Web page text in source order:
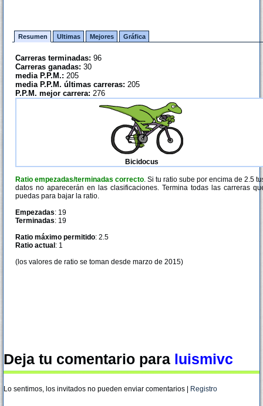
Resumen Ultimas Mejores Gráfica
Carreras terminadas: 96
Carreras ganadas: 30
media P.P.M.: 205
media P.P.M. últimas carreras: 205
P.P.M. mejor carrera: 276
Bicidocus
Ratio empezadas/terminadas correcto. Si tu ratio sube por encima de 2.5
datos no aparecerán en las clasificaciones. Termina todas las carreras
puedas para bajar la ratio.
Empezadas: 19
Terminadas: 19
Ratio máximo permitido: 2.5
Ratio actual : 1
(los valores de ratio se toman desde marzo de 2015)
Deja tu comentario para luismivc
Lo sentimos, los invitados no pueden enviar comentarios | Registro